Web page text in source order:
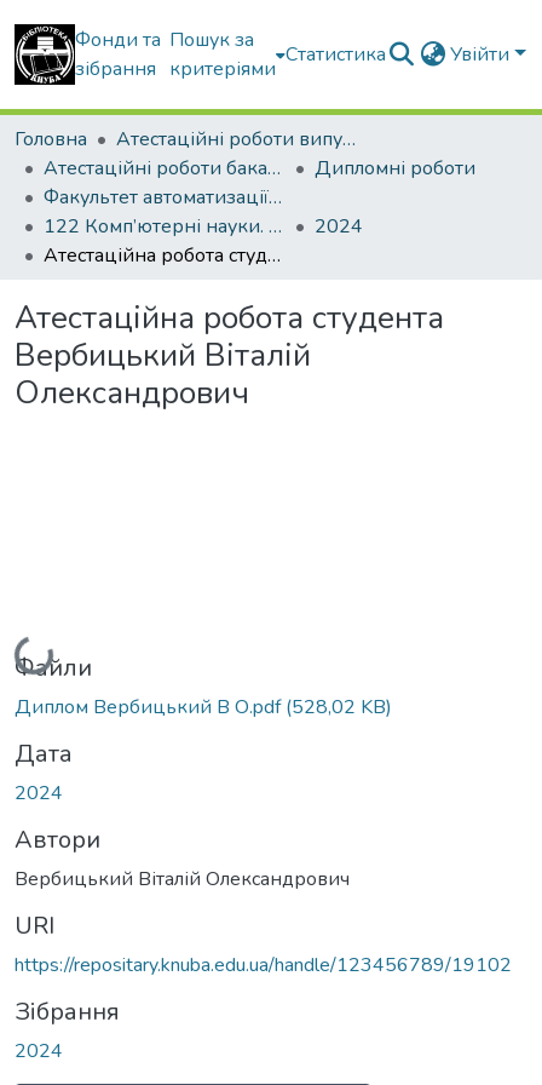
Фонди та
зібрання
Пошук за
критеріями
Статистика Увійти
Головна
Атестаційні роботи випускників
Атестаційні роботи бакалаврів
Дипломні роботи
Факультет автоматизації і інформаційних технологій
122 Комп’ютерні науки. Інформаційні управляючі системи і технології
2024
Атестаційна робота студента Вербицький Віталій Олександрович
Атестаційна робота студента
Вербицький Віталій
Олександрович
Вантажиться...
Файли
Диплом Вербицький В О.pdf(528,02 KB)
Дата
2024
Автори
Вербицький Віталій Олександрович
URI
https://repositary.knuba.edu.ua/handle/123456789/19102
Зібрання
2024